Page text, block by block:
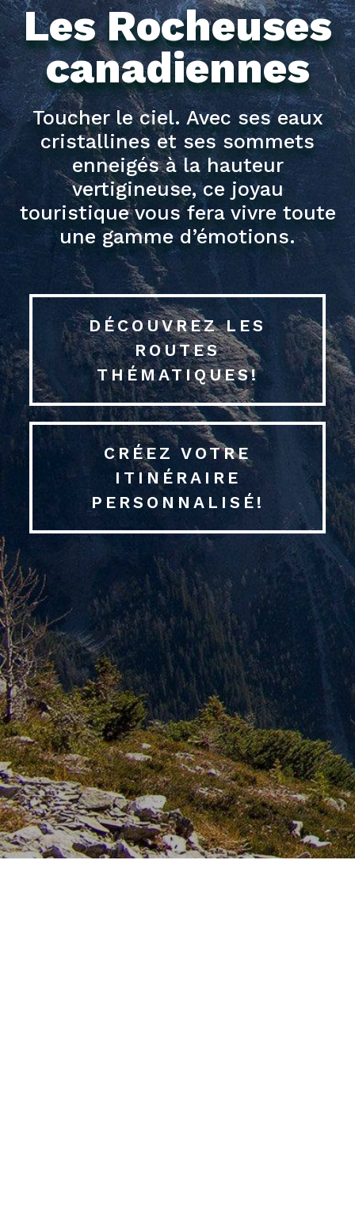
Les Rocheuses
canadiennes
Toucher le ciel. Avec ses eaux
cristallines et ses sommets
enneigés à la hauteur
vertigineuse, ce joyau
touristique vous fera vivre toute
une gamme d’émotions.
DÉCOUVREZ LES
ROUTES
THÉMATIQUES!
CRÉEZ VOTRE
ITINÉRAIRE
PERSONNALISÉ!